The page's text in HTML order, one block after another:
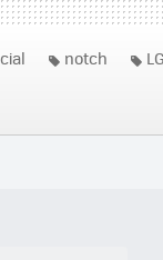
notch